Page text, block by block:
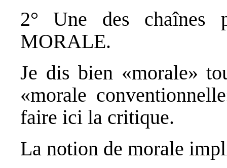
2° Une des chaînes
MORALE.
Je dis bien «morale»
«morale
faire ici la critique.
La notion de morale